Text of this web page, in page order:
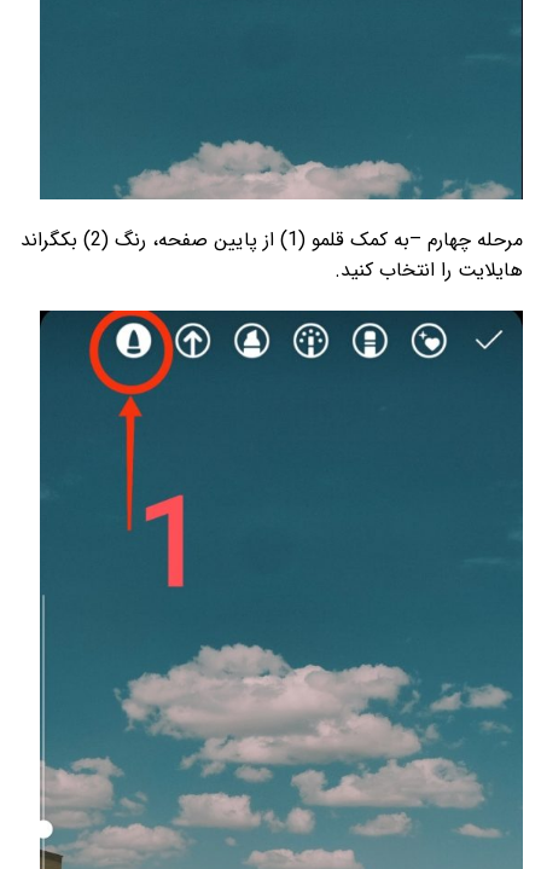
مرحله چهارم –به کمک قلمو (1) از پایین صفحه، رنگ (2) بک­گراند
هایلایت را انتخاب کنید.